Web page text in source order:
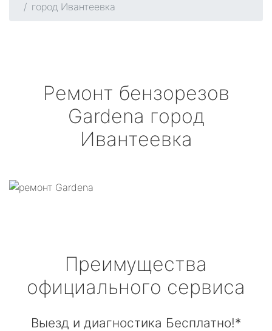
город Ивантеевка
Ремонт бензорезов
Gardena город
Ивантеевка
Преимущества
официального сервиса
Выезд и диагностика Бесплатно!*